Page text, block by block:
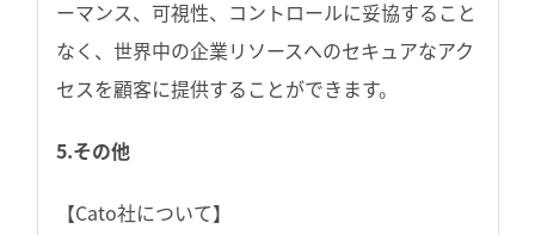
ーマンス、可視性、コントロールに妥協すること
なく、世界中の企業リソースへのセキュアなアク
セスを顧客に提供することができます。
5.その他
【Cato社について】